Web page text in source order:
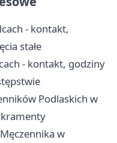
- kontakt,
stałe
- kontakt, godziny
Podlaskich w
w